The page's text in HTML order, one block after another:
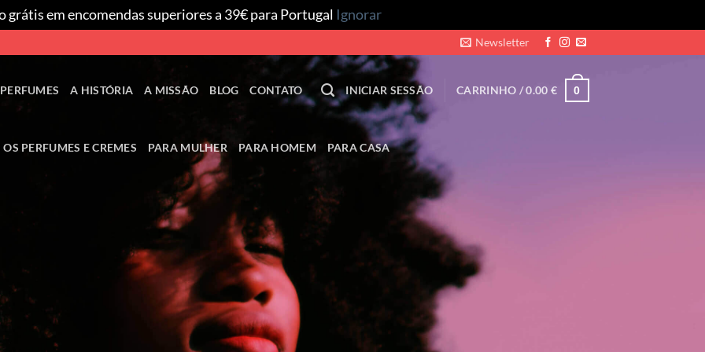
grátis em encomendas superiores a 39€ para Portugal Ignorar
Newsletter
A HISTÓRIA A MISSÃO BLOG CONTATO INICIAR SESSÃO CARRINHO /0.00 € 0
OS PERFUMES E CREMES PARA MULHER PARA HOMEM PARA CASA